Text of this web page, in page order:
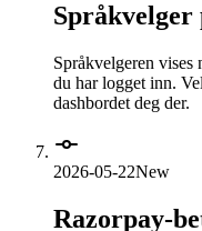
Språkvelger
Språkvelgeren vises
du har logget inn.
dashbordet deg der.
2026-05-22New
Razorpay-